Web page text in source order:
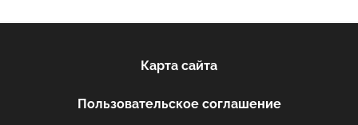
Карта сайта
Пользовательское соглашение